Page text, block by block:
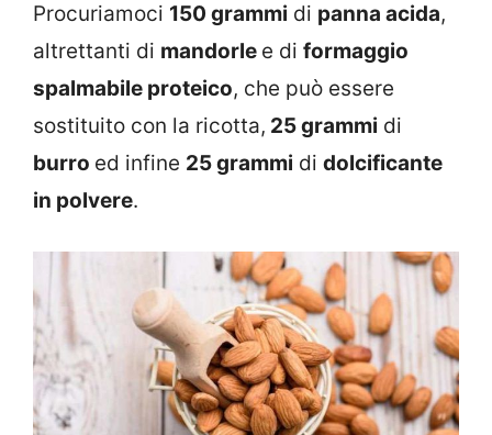
Procuriamoci 150 grammi di panna acida,
altrettanti di mandorle e di formaggio
spalmabile proteico, che può essere
sostituito con la ricotta, 25 grammi di
burro ed infine 25 grammi di dolcificante
in polvere.